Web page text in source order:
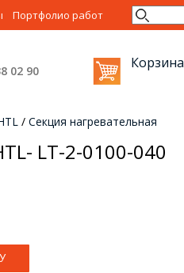
Портфолио работ
02 90 Корзина
/ Секция нагревательная
LT-2-0100-040